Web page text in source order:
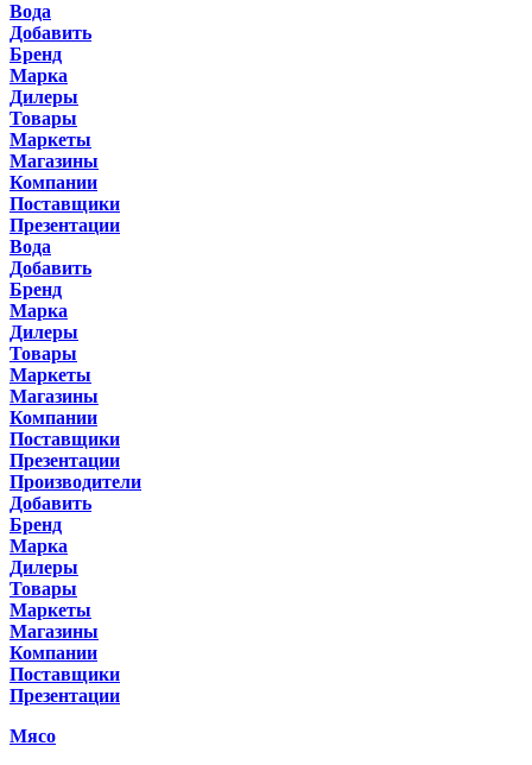
Вода
Добавить
Бренд
Марка
Дилеры
Товары
Маркеты
Магазины
Компании
Поставщики
Презентации
Вода
Добавить
Бренд
Марка
Дилеры
Товары
Маркеты
Магазины
Компании
Поставщики
Презентации
Производители
Добавить
Бренд
Марка
Дилеры
Товары
Маркеты
Магазины
Компании
Поставщики
Презентации
Мясо